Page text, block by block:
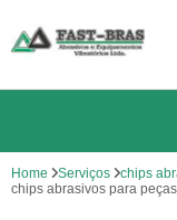
Home Serviços chips
chips abrasivos para